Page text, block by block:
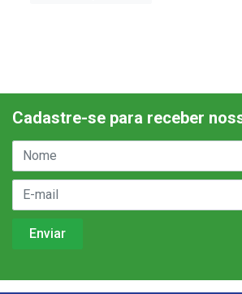
Cadastre-se para receber